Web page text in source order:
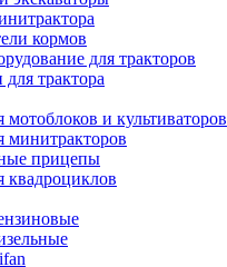
кормов
для тракторов
трактора
и культиваторов
прицепы